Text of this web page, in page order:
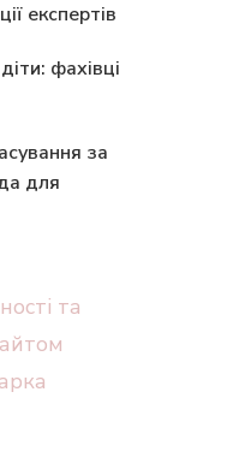
експертів
фахівці
за
для
та